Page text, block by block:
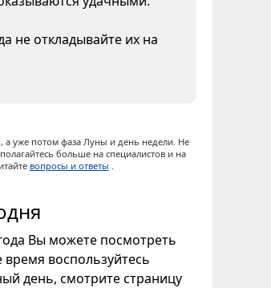
не откладывайте их на
а уже потом фаза Луны и день недели. Не
больше на специалистов и на
вопросы и ответы .
Вы можете посмотреть
воспользуйтесь
день, смотрите страницу